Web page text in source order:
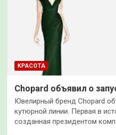
КРАСОТА
Chopard объявил о
Ювелирный бренд Chopard
кутюрной линии. Первая в
созданная президентом